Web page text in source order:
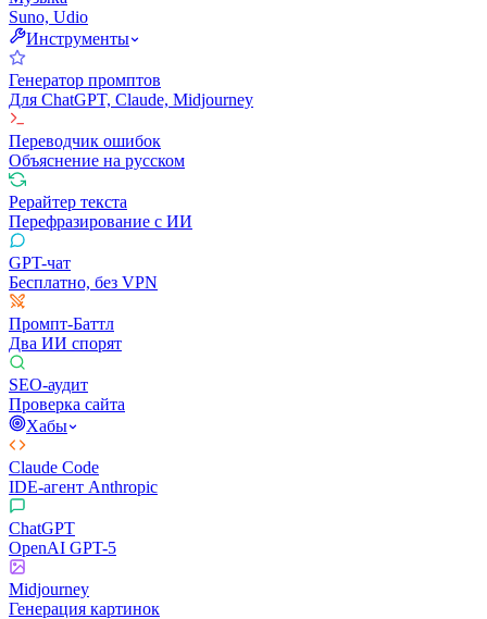
Suno, Udio
Инструменты
Генератор промптов
Для ChatGPT, Claude, Midjourney
Переводчик ошибок
Объяснение на русском
Рерайтер текста
Перефразирование с ИИ
GPT-чат
Бесплатно, без VPN
Промпт-Баттл
Два ИИ спорят
SEO-аудит
Проверка сайта
Хабы
Claude Code
IDE-агент Anthropic
ChatGPT
OpenAI GPT-5
Midjourney
Генерация картинок